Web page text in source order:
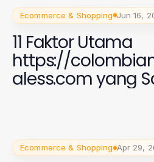
Ecommerce & Shopping Jun 16,
11 Faktor Utama
https://
aless.com yang
Ecommerce & Shopping Apr 29,